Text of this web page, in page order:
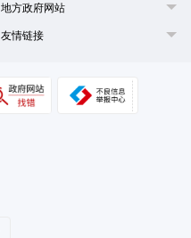
地方政府网站
友情链接